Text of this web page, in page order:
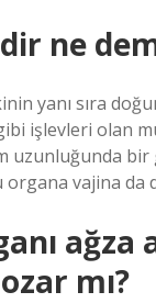
ne
yanı sıra
gibi işlevleri olan
uzunluğunda
vajina da
ağza
mı?